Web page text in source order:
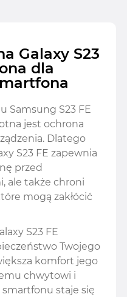
Galaxy S23
dla
Samsung S23 FE
jest ochrona
Dlatego
S23 FE zapewnia
przed
ale także chroni
mogą zakłócić
S23 FE
Twojego
komfort jego
chwytowi i
staje się